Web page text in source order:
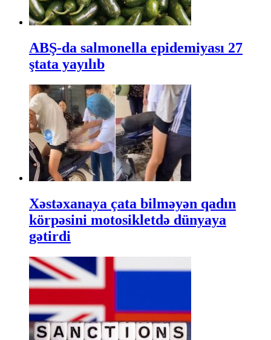
ABŞ-da salmonella epidemiyası 27
ştata yayılıb
Xəstəxanaya çata bilməyən qadın
körpəsini motosikletdə dünyaya
gətirdi